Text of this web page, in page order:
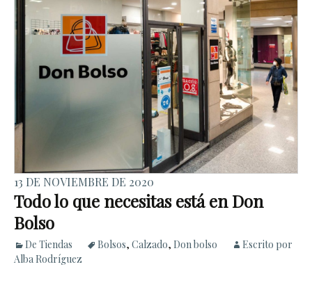
13 DE NOVIEMBRE DE 2020
Todo lo que necesitas está en Don
Bolso
De Tiendas Bolsos, Calzado, Don bolso
Escrito por
Alba Rodríguez